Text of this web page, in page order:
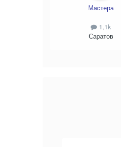
Мастера
1,1k
Саратов